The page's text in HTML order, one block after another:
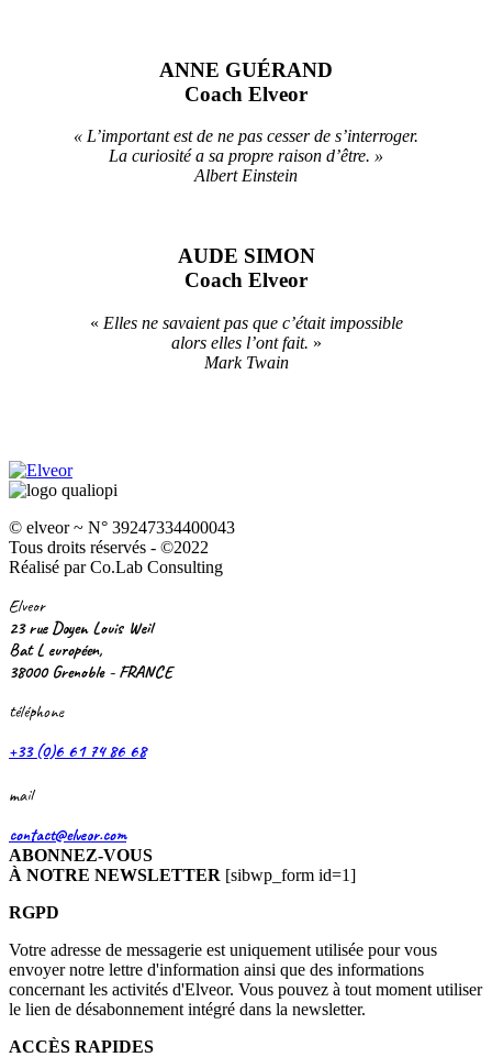
ANNE GUÉRAND
Coach Elveor
« L’important est de ne pas cesser de s’interroger.
La curiosité a sa propre raison d’être. »
Albert Einstein
AUDE SIMON
Coach Elveor
« Elles ne savaient pas que c’était impossible
alors elles l’ont fait. »
Mark Twain
© elveor ~ N° 39247334400043
Tous droits réservés - ©2022
Réalisé par Co.Lab Consulting
Elveor
23 rue Doyen Louis Weil
Bat L européen,
38000 Grenoble - FRANCE
téléphone
+33 (0)6 61 74 86 68
mail
contact@elveor.com
ABONNEZ-VOUS
À NOTRE NEWSLETTER [sibwp_form id=1]
RGPD
Votre adresse de messagerie est uniquement utilisée pour vous
envoyer notre lettre d'information ainsi que des informations
concernant les activités d'Elveor. Vous pouvez à tout moment utiliser
le lien de désabonnement intégré dans la newsletter.
ACCÈS RAPIDES